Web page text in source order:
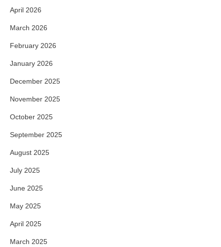
April 2026
March 2026
February 2026
January 2026
December 2025
November 2025
October 2025
September 2025
August 2025
July 2025
June 2025
May 2025
April 2025
March 2025